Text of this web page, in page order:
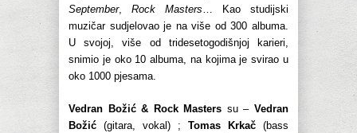
September, Rock Masters… Kao studijski
muzičar sudjelovao je na više od 300 albuma.
U svojoj, više od tridesetogodišnjoj karieri,
snimio je oko 10 albuma, na kojima je svirao u
oko 1000 pjesama.
Vedran Božić & Rock Masters su –Vedran
Božić (gitara, vokal) ; Tomas Krkač (bass